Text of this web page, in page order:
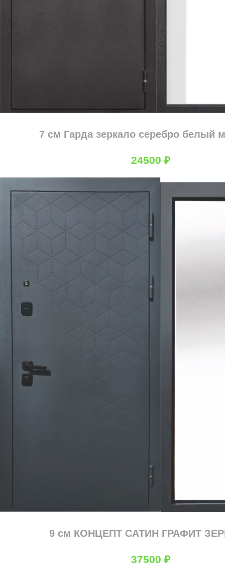
7 см Гарда зеркало серебро белый
24500 ₽
9 см КОНЦЕПТ САТИН ГРАФИТ
37500 ₽